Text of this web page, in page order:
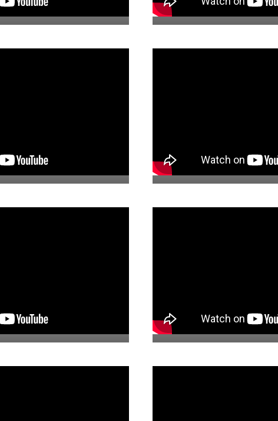
08. Casa BA
06. Casa Dos Patios